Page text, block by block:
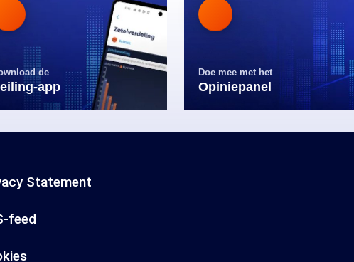
de
app
Doe mee met het
Opiniepanel
Statement
feed